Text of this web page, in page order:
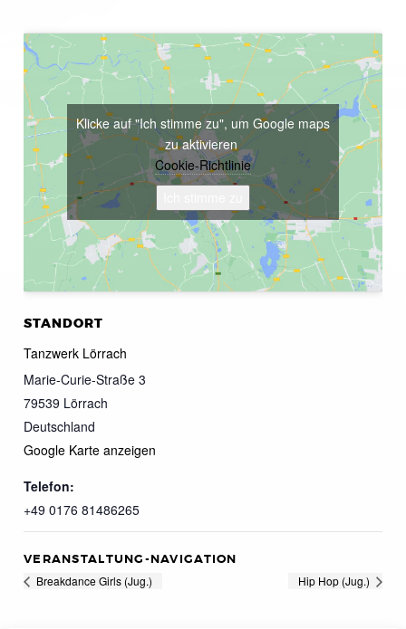
STANDORT
Tanzwerk Lörrach
Marie-Curie-Straße 3
79539 Lörrach
Deutschland
Google Karte anzeigen
Telefon:
+49 0176 81486265
Klicke auf "Ich stimme zu", um Google maps
zu aktivieren
Cookie-Richtlinie
VERANSTALTUNG-NAVIGATION
Breakdance Girls (Jug.) Hip Hop (Jug.)